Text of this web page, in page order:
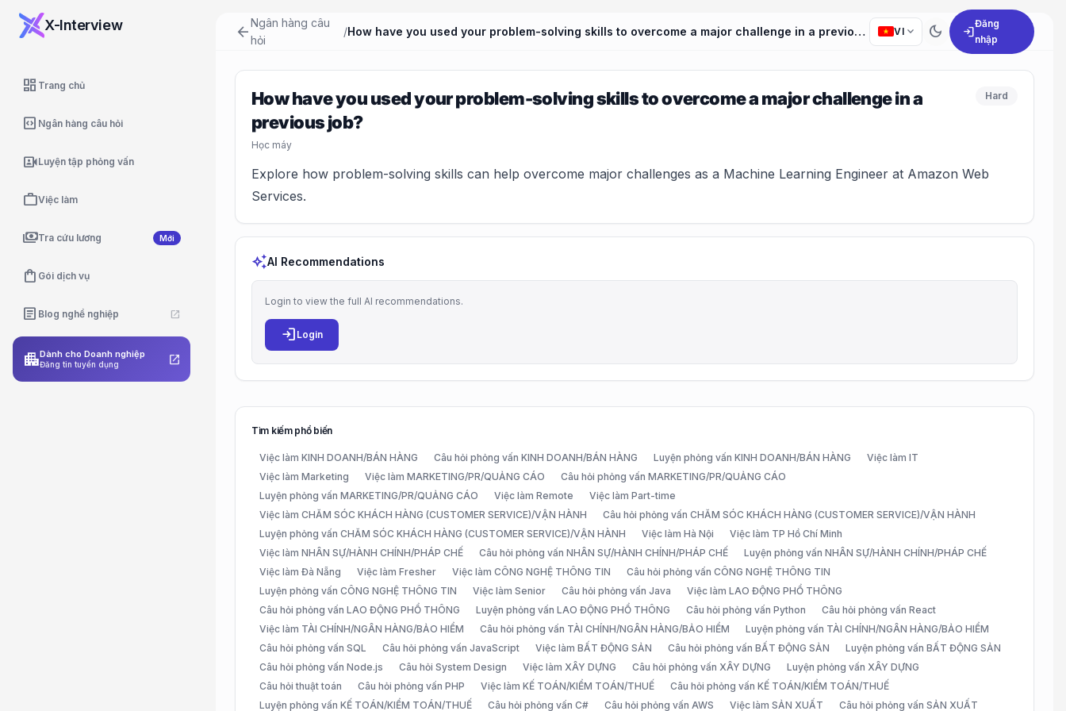
X-Interview
dashboard Trang chủ
code_blocks Ngân hàng câu hỏi
video_camera_frontLuyện tập phỏng vấn
workViệc làm
paymentsTra cứu lương Mới
shopping_bag Gói dịch vụ
article Blog nghề nghiệp open_in_new
apartmentDành cho Doanh nghiệp
Đăng tin tuyển dụng open_in_new
arrow_backNgân hàng câu
hỏi
/ How have you used your problem-solving skills to overcome a major challenge in a previous job? VIexpand_more dark_mode login
Đăng
nhập
How have you used your problem-solving skills to overcome a major challenge in a
previous job?
Học máy
Hard
Explore how problem-solving skills can help overcome major challenges as a Machine Learning Engineer at Amazon Web
Services.
auto_awesomeAI Recommendations
Login to view the full AI recommendations.
login Login
Tìm kiếm phổ biến
Việc làm KINH DOANH/BÁN HÀNG Câu hỏi phỏng vấn KINH DOANH/BÁN HÀNG Luyện phỏng vấn KINH DOANH/BÁN HÀNG
Việc làm IT
Việc làm Marketing
Việc làm MARKETING/PR/QUẢNG CÁO
Câu hỏi phỏng vấn MARKETING/PR/QUẢNG CÁO
Luyện phỏng vấn MARKETING/PR/QUẢNG CÁO
Việc làm Remote
Việc làm Part-time
Việc làm CHĂM SÓC KHÁCH HÀNG (CUSTOMER SERVICE)/VẬN HÀNH
Câu hỏi phỏng vấn CHĂM SÓC KHÁCH HÀNG (CUSTOMER SERVICE)/VẬN HÀNH
Luyện phỏng vấn CHĂM SÓC KHÁCH HÀNG (CUSTOMER SERVICE)/VẬN HÀNH
Việc làm Hà Nội
Việc làm TP Hồ Chí Minh
Việc làm NHÂN SỰ/HÀNH CHÍNH/PHÁP CHẾ
Câu hỏi phỏng vấn NHÂN SỰ/HÀNH CHÍNH/PHÁP CHẾ
Luyện phỏng vấn NHÂN SỰ/HÀNH CHÍNH/PHÁP CHẾ
Việc làm Đà Nẵng
Việc làm Fresher Việc làm CÔNG NGHỆ THÔNG TIN
Câu hỏi phỏng vấn CÔNG NGHỆ THÔNG TIN
Luyện phỏng vấn CÔNG NGHỆ THÔNG TIN
Việc làm Senior Câu hỏi phỏng vấn Java
Việc làm LAO ĐỘNG PHỔ THÔNG
Câu hỏi phỏng vấn LAO ĐỘNG PHỔ THÔNG
Luyện phỏng vấn LAO ĐỘNG PHỔ THÔNG Câu hỏi phỏng vấn Python
Câu hỏi phỏng vấn React
Việc làm TÀI CHÍNH/NGÂN HÀNG/BẢO HIỂM
Câu hỏi phỏng vấn TÀI CHÍNH/NGÂN HÀNG/BẢO HIỂM
Luyện phỏng vấn TÀI CHÍNH/NGÂN HÀNG/BẢO HIỂM
Câu hỏi phỏng vấn SQL
Câu hỏi phỏng vấn JavaScript Việc làm BẤT ĐỘNG SẢN Câu hỏi phỏng vấn BẤT ĐỘNG SẢN
Luyện phỏng vấn BẤT ĐỘNG SẢN
Câu hỏi phỏng vấn Node.js
Câu hỏi System Design Việc làm XÂY DỰNG Câu hỏi phỏng vấn XÂY DỰNG
Luyện phỏng vấn XÂY DỰNG
Câu hỏi thuật toán
Câu hỏi phỏng vấn PHP Việc làm KẾ TOÁN/KIỂM TOÁN/THUẾ
Câu hỏi phỏng vấn KẾ TOÁN/KIỂM TOÁN/THUẾ
Luyện phỏng vấn KẾ TOÁN/KIỂM TOÁN/THUẾ
Câu hỏi phỏng vấn C# Câu hỏi phỏng vấn AWS Việc làm SẢN XUẤT Câu hỏi phỏng vấn SẢN XUẤT